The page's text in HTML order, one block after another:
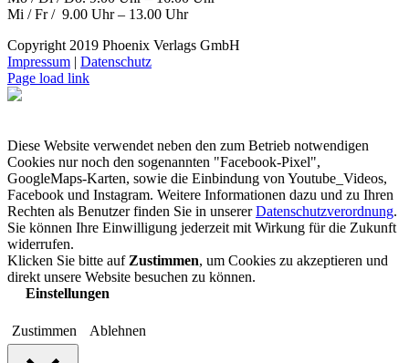
Mi / Fr / 9.00 Uhr – 13.00 Uhr
Copyright 2019 Phoenix Verlags GmbH
Impressum | Datenschutz
Page load link
Diese Website verwendet neben den zum Betrieb notwendigen
Cookies nur noch den sogenannten "Facebook-Pixel",
GoogleMaps-Karten, sowie die Einbindung von Youtube_Videos,
Facebook und Instagram. Weitere Informationen dazu und zu Ihren
Rechten als Benutzer finden Sie in unsererDatenschutzverordnung.
Sie können Ihre Einwilligung jederzeit mit Wirkung für die Zukunft
widerrufen.
Klicken Sie bitte auf Zustimmen, um Cookies zu akzeptieren und
direkt unsere Website besuchen zu können.
Einstellungen
Zustimmen Ablehnen